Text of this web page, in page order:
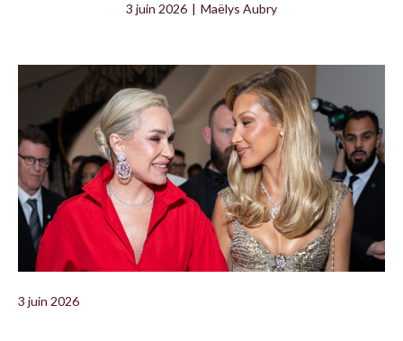
3 juin 2026 | Maëlys Aubry
3 juin 2026